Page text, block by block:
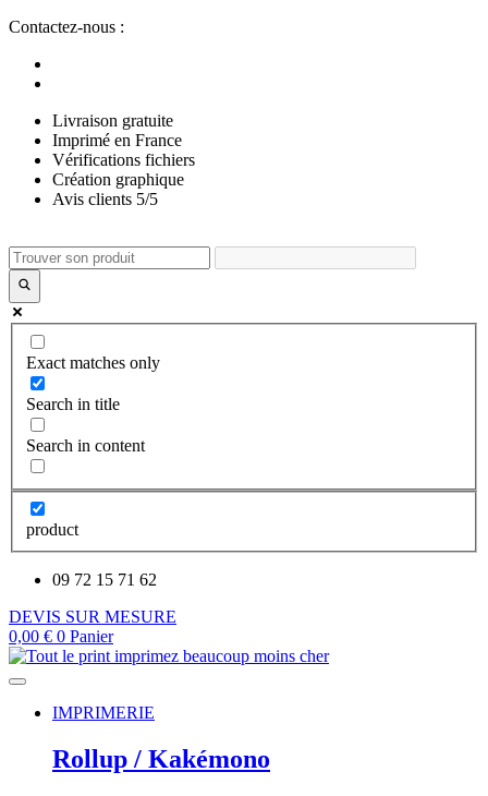
Aller
contenu
Contactez-nous :
Livraison gratuite
Imprimé en France
Vérifications fichiers
Création graphique
Avis clients 5/5
Exact matches only
Search in title
Search in content
product
09 72 15 71 62
DEVIS SUR MESURE
0,00 € 0 Panier
IMPRIMERIE
Rollup / Kakémono